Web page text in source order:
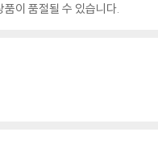
이 품절될 수 있습니다.